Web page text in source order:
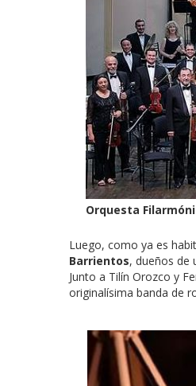
Orquesta
Luego, como ya es
Barrientos, dueños de
Junto a Tilín Orozco y
originalísima banda de